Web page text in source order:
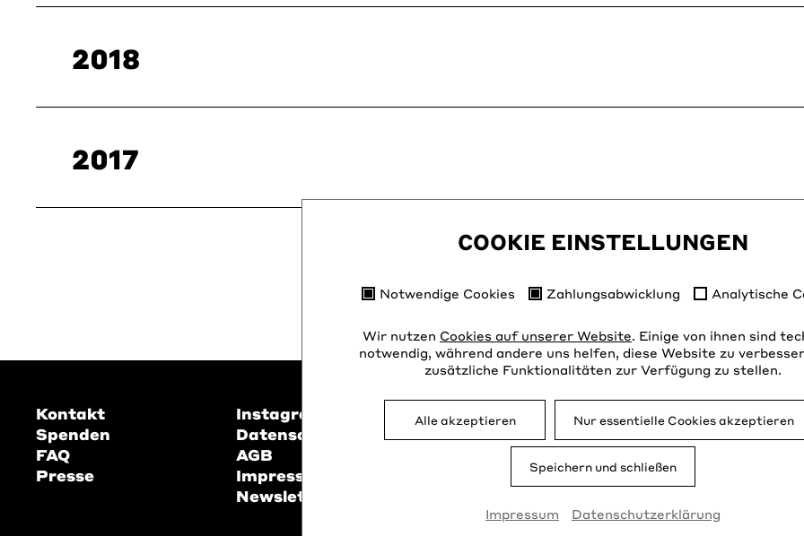
COOKIE EINSTELLUNGEN
Notwendige Cookies Zahlungsabwicklung Analytische
Wir nutzen Cookies auf unserer Website. Einige von ihnen sind
notwendig, während andere uns helfen, diese Website zu
zusätzliche Funktionalitäten zur Verfügung zu stellen.
Alle akzeptieren Nur essentielle Cookies akzeptieren
Speichern und schließen
Impressum Datenschutzerklärung
2018
2017
Kontakt
Spenden
FAQ
Presse
Instagram
Datenschutz
AGB
Impressum
Newsletter
Eintanzhaus e.V., Trinitatiskirche
G4, 68159 Mannheim
0621 48495808